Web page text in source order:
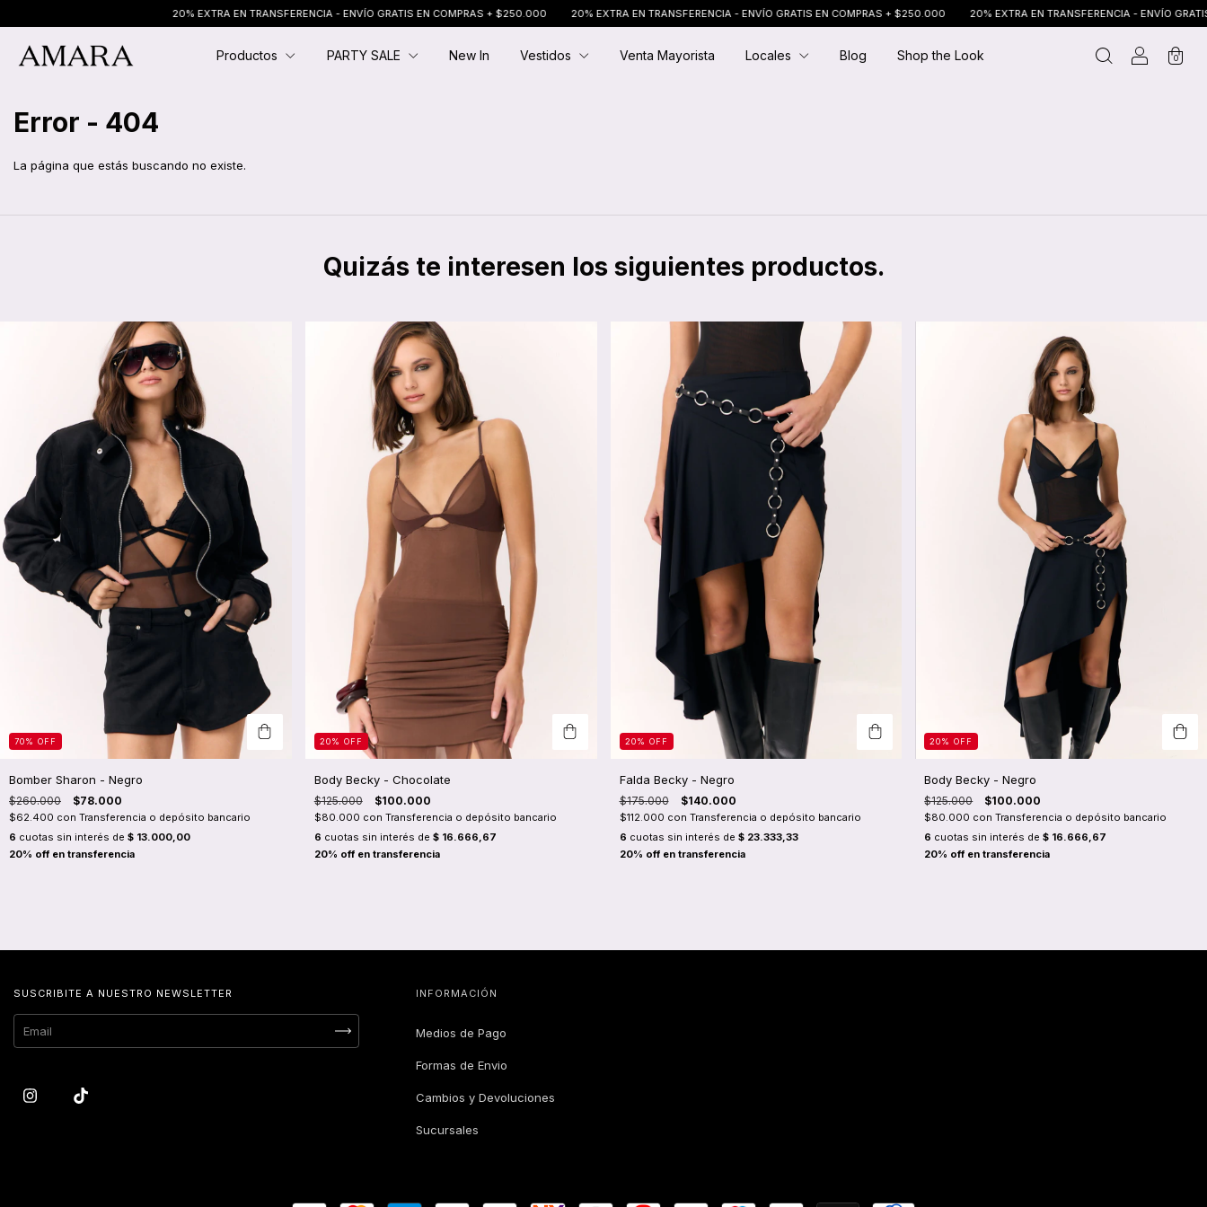
20% EXTRA EN TRANSFERENCIA - ENVÍO GRATIS EN COMPRAS + $250.000 20% EXTRA EN TRANSFERENCIA - ENVÍO GRATIS EN COMPRAS + $250.000 20% EXTRA EN TRANSFERENCIA - ENVÍO GRATIS EN
Productos PARTY SALE New In Vestidos Venta Mayorista Locales Blog Shop the Look 0
Error - 404
La página que estás buscando no existe.
Quizás te interesen los siguientes productos.
70% OFF
Bomber Sharon - Negro
$260.000 $78.000
$62.400 con Transferencia o depósito bancario
6 cuotas sin interés de $ 13.000,00
20% OFF
Body Becky - Chocolate
$125.000 $100.000
$80.000 con Transferencia o depósito bancario
6 cuotas sin interés de $ 16.666,67
20% OFF
Falda Becky - Negro
$175.000 $140.000
$112.000 con Transferencia o depósito bancario
6 cuotas sin interés de $ 23.333,33
20%OFF
Body Becky - Negro
$125.000 $100.000
$80.000 con Transferencia o depósito bancario
6 cuotas sin interés de$ 16.666,67
SUSCRIBITE A NUESTRO NEWSLETTER INFORMACIÓN
Medios de Pago
Formas de Envio
Cambios y Devoluciones
Sucursales